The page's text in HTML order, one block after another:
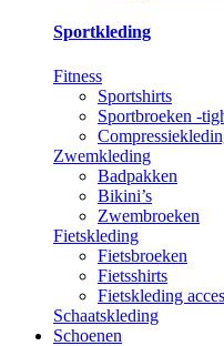
Sportkleding
Fitness
Sportshirts
Sportbroeken -
Zwemkleding
Badpakken
Bikini’s
Zwembroeken
Fietskleding
Fietsbroeken
Fietsshirts
Fietskleding
Schaatskleding
Schoenen